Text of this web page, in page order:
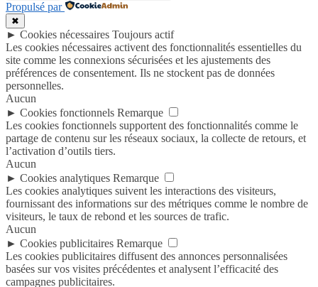
Propulsé par
✖
► Cookies nécessaires Toujours actif
Les cookies nécessaires activent des fonctionnalités essentielles du
site comme les connexions sécurisées et les ajustements des
préférences de consentement. Ils ne stockent pas de données
personnelles.
Aucun
► Cookies fonctionnels Remarque
Les cookies fonctionnels supportent des fonctionnalités comme le
partage de contenu sur les réseaux sociaux, la collecte de retours, et
l’activation d’outils tiers.
Aucun
► Cookies analytiques Remarque
Les cookies analytiques suivent les interactions des visiteurs,
fournissant des informations sur des métriques comme le nombre de
visiteurs, le taux de rebond et les sources de trafic.
Aucun
► Cookies publicitaires Remarque
Les cookies publicitaires diffusent des annonces personnalisées
basées sur vos visites précédentes et analysent l’efficacité des
campagnes publicitaires.